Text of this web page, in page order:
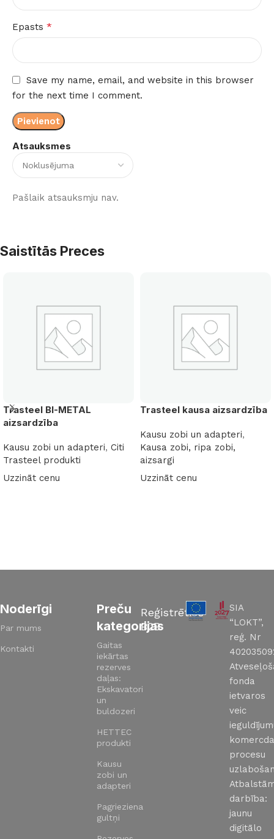
Atsauksmes
Pašlaik atsauksmju nav.
Epasts *
Save my name, email, and website in this browser
for the next time I comment.
Saistītās Preces
Trasteel BI-METAL
aizsardzība
Kausu zobi un adapteri, Citi
Trasteel produkti
Uzzināt cenu
Trasteel kausa aizsardzība
Kausu zobi un adapteri,
Kausa zobi, ripa zobi,
aizsargi
Uzzināt cenu
Noderīgi
Par mums
Kontakti
Preču
kategorijas
Gaitas
iekārtas
rezerves
daļas:
Ekskavatori
un
buldozeri
HETTEC
produkti
Kausu
zobi un
adapteri
Pagrieziena
gultņi
Reģistrēties
B2B
SIA
“LOKT”,
reģ. Nr
fonda
ietvaros
veic
procesu
darbība:
jaunu
digitālo